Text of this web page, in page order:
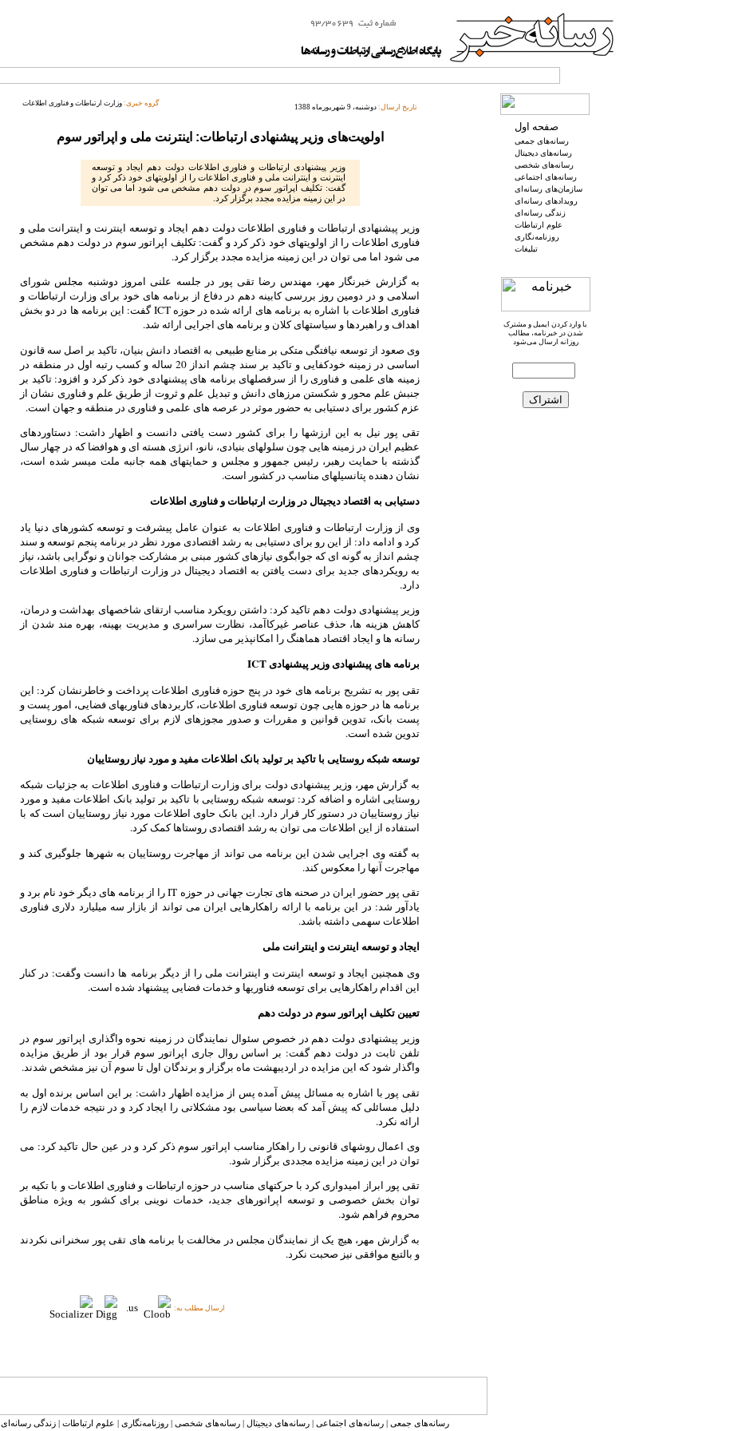
گروه خبری: وزارت ارتباطات و فناوری اطلاعات تاریخ ارسال: دوشنبه، 9 شهریورماه 1388
اولویت‌های وزیر پیشنهادی ارتباطات: اينترنت ملی و اپراتور سوم
وزیر پیشنهادی ارتباطات و فناوری اطلاعات دولت دهم ایجاد و توسعه
اینترنت و اینترانت ملی و فناوری اطلاعات را از اولویتهای خود ذکر کرد و
گفت: تکلیف اپراتور سوم در دولت دهم مشخص می شود اما می توان
در این زمینه مزایده مجدد برگزار کرد.
وزیر پیشنهادی ارتباطات و فناوری اطلاعات دولت دهم ایجاد و توسعه اینترنت و اینترانت ملی و
فناوری اطلاعات را از اولویتهای خود ذکر کرد و گفت: تکلیف اپراتور سوم در دولت دهم مشخص
می شود اما می توان در این زمینه مزایده مجدد برگزار کرد.
به گزارش خبرنگار مهر، مهندس رضا تقی پور در جلسه علنی امروز دوشنبه مجلس شورای
اسلامی و در دومین روز بررسی کابینه دهم در دفاع از برنامه های خود برای وزارت ارتباطات و
فناوری اطلاعات با اشاره به برنامه های ارائه شده در حوزه ICT گفت: این برنامه ها در دو بخش
اهداف و راهبردها و سیاستهای کلان و برنامه های اجرایی ارائه شد.
وی صعود از توسعه نیافتگی متکی بر منابع طبیعی به اقتصاد دانش بنیان، تاکید بر اصل سه قانون
اساسی در زمینه خودکفایی و تاکید بر سند چشم انداز 20 ساله و کسب رتبه اول در منطقه در
زمینه های علمی و فناوری را از سرفصلهای برنامه های پیشنهادی خود ذکر کرد و افزود: تاکید بر
جنبش علم محور و شکستن مرزهای دانش و تبدیل علم و ثروت از طریق علم و فناوری نشان از
عزم کشور برای دستیابی به حضور موثر در عرصه های علمی و فناوری در منطقه و جهان است.
تقی پور نیل به این ارزشها را برای کشور دست یافتی دانست و اظهار داشت: دستاوردهای
عظیم ایران در زمینه هایی چون سلولهای بنیادی، نانو، انرژی هسته ای و هوافضا که در چهار سال
گذشته با حمایت رهبر، رئیس جمهور و مجلس و حمایتهای همه جانبه ملت میسر شده است،
نشان دهنده پتانسیلهای مناسب در کشور است.
دستیابی به اقتصاد دیجیتال در وزارت ارتباطات و فناوری اطلاعات
وی از وزارت ارتباطات و فناوری اطلاعات به عنوان عامل پیشرفت و توسعه کشورهای دنیا یاد
کرد و ادامه داد: از این رو برای دستیابی به رشد اقتصادی مورد نظر در برنامه پنجم توسعه و سند
چشم انداز به گونه ای که جوابگوی نیازهای کشور مبنی بر مشارکت جوانان و نوگرایی باشد، نیاز
به رویکردهای جدید برای دست یافتن به اقتصاد دیجیتال در وزارت ارتباطات و فناوری اطلاعات
دارد.
وزیر پیشنهادی دولت دهم تاکید کرد: داشتن رویکرد مناسب ارتقای شاخصهای بهداشت و درمان،
کاهش هزینه ها، حذف عناصر غیرکاآمد، نظارت سراسری و مدیریت بهینه، بهره مند شدن از
رسانه ها و ایجاد اقتصاد هماهنگ را امکانپذیر می سازد.
برنامه های پیشنهادی وزیر پیشنهادی ICT
تقی پور به تشریح برنامه های خود در پنج حوزه فناوری اطلاعات پرداخت و خاطرنشان کرد: این
برنامه ها در حوزه هایی چون توسعه فناوری اطلاعات، کاربردهای فناوریهای فضایی، امور پست و
پست بانک، تدوین قوانین و مقررات و صدور مجوزهای لازم برای توسعه شبکه های روستایی
تدوین شده است.
توسعه شبکه روستایی با تاکید بر تولید بانک اطلاعات مفید و مورد نیاز روستاییان
به گزارش مهر، وزیر پیشنهادی دولت برای وزارت ارتباطات و فناوری اطلاعات به جزئیات شبکه
روستایی اشاره و اضافه کرد: توسعه شبکه روستایی با تاکید بر تولید بانک اطلاعات مفید و مورد
نیاز روستاییان در دستور کار قرار دارد. این بانک حاوی اطلاعات مورد نیاز روستاییان است که با
استفاده از این اطلاعات می توان به رشد اقتصادی روستاها کمک کرد.
به گفته وی اجرایی شدن این برنامه می تواند از مهاجرت روستاییان به شهرها جلوگیری کند و
مهاجرت آنها را معکوس کند.
تقی پور حضور ایران در صحنه های تجارت جهانی در حوزه IT را از برنامه های دیگر خود نام برد و
یادآور شد: در این برنامه با ارائه راهکارهایی ایران می تواند از بازار سه میلیارد دلاری فناوری
اطلاعات سهمی داشته باشد.
ایجاد و توسعه اینترنت و اینترانت ملی
وی همچنین ایجاد و توسعه اینترنت و اینترانت ملی را از دیگر برنامه ها دانست وگفت: در کنار
این اقدام راهکارهایی برای توسعه فناوریها و خدمات فضایی پیشنهاد شده است.
تعیین تکلیف اپراتور سوم در دولت دهم
وزیر پیشنهادی دولت دهم در خصوص سئوال نمایندگان در زمینه نحوه واگذاری اپراتور سوم در
تلفن ثابت در دولت دهم گفت: بر اساس روال جاری اپراتور سوم قرار بود از طریق مزایده
واگذار شود که این مزایده در اردیبهشت ماه برگزار و برندگان اول تا سوم آن نیز مشخص شدند.
تقی پور با اشاره به مسائل پیش آمده پس از مزایده اظهار داشت: بر این اساس برنده اول به
دلیل مسائلی که پیش آمد که بعضا سیاسی بود مشکلاتی را ایجاد کرد و در نتیجه خدمات لازم را
ارائه نکرد.
وی اعمال روشهای قانونی را راهکار مناسب اپراتور سوم ذکر کرد و در عین حال تاکید کرد: می
توان در این زمینه مزایده مجددی برگزار شود.
تقی پور ابراز امیدواری کرد با حرکتهای مناسب در حوزه ارتباطات و فناوری اطلاعات و با تکیه بر
توان بخش خصوصی و توسعه اپراتورهای جدید، خدمات نوینی برای کشور به ویژه مناطق
محروم فراهم شود.
به گزارش مهر، هیچ یک از نمایندگان مجلس در مخالفت با برنامه های تقی پور سخنرانی نکردند
و بالتبع موافقی نیز صحبت نکرد.
ارسال مطلب به:
رسانه‌های جمعی رسانه‌های اجتماعی رسانه‌های دیجیتال رسانه‌های شخصی روزنامه‌نگاری علوم ارتباطات زندگی رسانه‌ای
صفحه اول
رسانه‌های جمعی
رسانه‌های دیجیتال
رسانه‌های شخصی
رسانه‌های اجتماعی
سازمان‌های رسانه‌ای
رویدادهای رسانه‌ای
زندگی رسانه‌ای
علوم ارتباطات
روزنامه‌نگاری
تبلیغات
با وارد کردن ایمیل و مشترک
شدن در خبرنامه، مطالب
روزانه ارسال می‌شود